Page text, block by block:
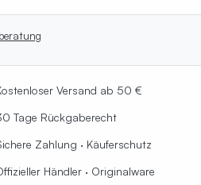
Versand ab 50 €
Tage Rückgaberecht
Zahlung · Käuferschutz
Händler · Originalware